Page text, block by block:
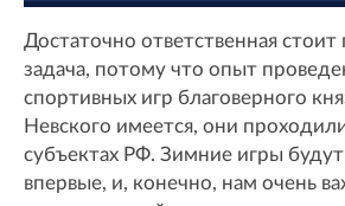
Достаточно ответственная
задача, потому что опыт
спортивных игр благоверного
Невского имеется, они
субъектах РФ. Зимние игры
впервые, и, конечно, нам очень